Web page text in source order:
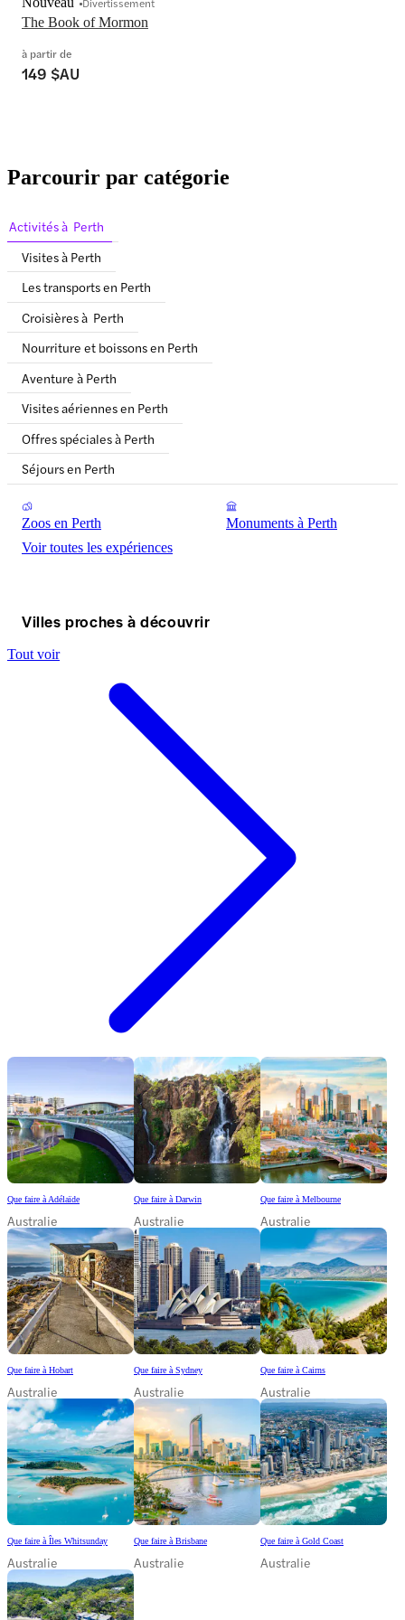
The Book of Mormon
à partir de
149 $AU
Parcourir par catégorie
Activités à Perth
Visites à Perth
Les transports en Perth
Croisières à Perth
Nourriture et boissons en Perth
Aventure à Perth
Visites aériennes en Perth
Offres spéciales à Perth
Séjours en Perth
Zoos en Perth
Monuments à Perth
Voir toutes les expériences
Villes proches à découvrir
Tout voir
Que faire à Adélaïde
Australie
Que faire à Darwin
Australie
Que faire à Melbourne
Australie
Que faire à Hobart
Australie
Que faire à Sydney
Australie
Que faire à Cairns
Australie
Que faire à Îles Whitsunday
Australie
Que faire à Brisbane
Australie
Que faire à Gold Coast
Australie